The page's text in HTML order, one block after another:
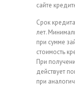
сайте
Срок
лет.
при сумме
стоимость
При
действует
при